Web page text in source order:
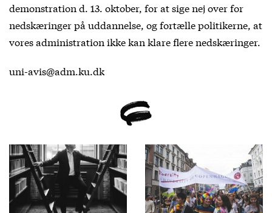
demonstration d. 13. oktober, for at sige nej over for
nedskæringer på uddannelse, og fortælle politikerne, at
vores administration ikke kan klare flere nedskæringer.
uni-avis@adm.ku.dk